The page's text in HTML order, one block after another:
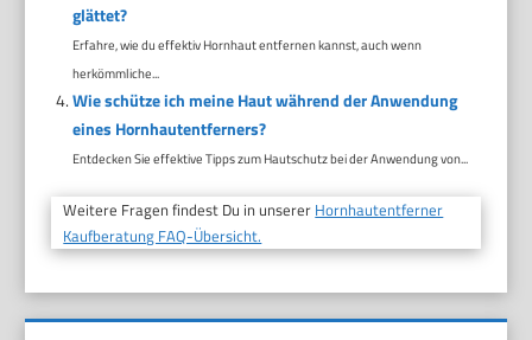
glättet?
Erfahre, wie du effektiv Hornhaut entfernen kannst, auch wenn
herkömmliche...
Wie schütze ich meine Haut während der Anwendung
eines Hornhautentferners?
Entdecken Sie effektive Tipps zum Hautschutz bei der Anwendung von...
Weitere Fragen findest Du in unserer Hornhautentferner
Kaufberatung FAQ-Übersicht.